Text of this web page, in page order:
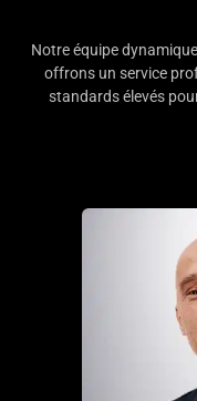
Notre équipe
offrons un service
standards élevés